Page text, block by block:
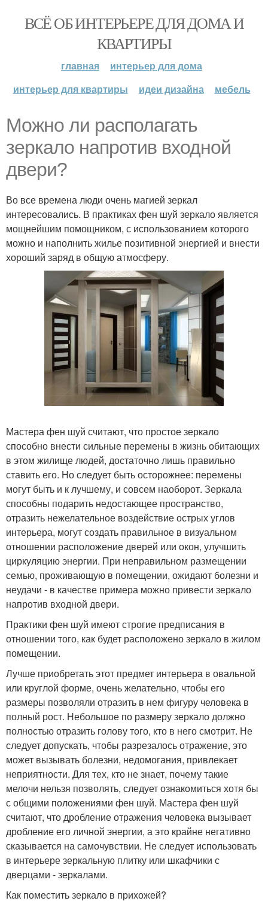
ВСЁ ОБ ИНТЕРЬЕРЕ ДЛЯ ДОМА И
КВАРТИРЫ
главная
интерьер для дома
интерьер для квартиры
идеи дизайна мебель
Можно ли располагать
зеркало напротив входной
двери?
Во все времена люди очень магией зеркал
интересовались. В практиках фен шуй зеркало является
мощнейшим помощником, с использованием которого
можно и наполнить жилье позитивной энергией и внести
хороший заряд в общую атмосферу.
Мастера фен шуй считают, что простое зеркало
способно внести сильные перемены в жизнь обитающих
в этом жилище людей, достаточно лишь правильно
ставить его. Но следует быть осторожнее: перемены
могут быть и к лучшему, и совсем наоборот. Зеркала
способны подарить недостающее пространство,
отразить нежелательное воздействие острых углов
интерьера, могут создать правильное в визуальном
отношении расположение дверей или окон, улучшить
циркуляцию энергии. При неправильном размещении
семью, проживающую в помещении, ожидают болезни и
неудачи - в качестве примера можно привести зеркало
напротив входной двери.
Практики фен шуй имеют строгие предписания в
отношении того, как будет расположено зеркало в жилом
помещении.
Лучше приобретать этот предмет интерьера в овальной
или круглой форме, очень желательно, чтобы его
размеры позволяли отразить в нем фигуру человека в
полный рост. Небольшое по размеру зеркало должно
полностью отразить голову того, кто в него смотрит. Не
следует допускать, чтобы разрезалось отражение, это
может вызывать болезни, недомогания, привлекает
неприятности. Для тех, кто не знает, почему такие
мелочи нельзя позволять, следует ознакомиться хотя бы
с общими положениями фен шуй. Мастера фен шуй
считают, что дробление отражения человека вызывает
дробление его личной энергии, а это крайне негативно
сказывается на самочувствии. Не следует использовать
в интерьере зеркальную плитку или шкафчики с
дверцами - зеркалами.
Как поместить зеркало в прихожей?